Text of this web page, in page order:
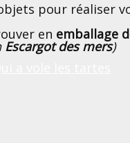
pour réaliser
en emballage
Escargot des mers)